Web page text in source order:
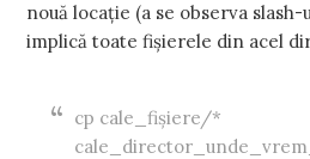
nouă locație (a se observa slash-
implică toate fișierele din acel
cp cale_fișiere/*